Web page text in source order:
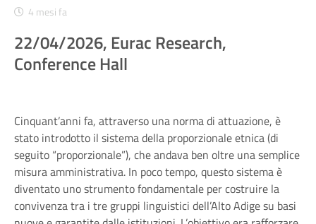
4 mesi fa
22/04/2026, Eurac Research,
Conference Hall
Cinquant’anni fa, attraverso una norma di attuazione, è
stato introdotto il sistema della proporzionale etnica (di
seguito “proporzionale”), che andava ben oltre una semplice
misura amministrativa. In poco tempo, questo sistema è
diventato uno strumento fondamentale per costruire la
convivenza tra i tre gruppi linguistici dell’Alto Adige su basi